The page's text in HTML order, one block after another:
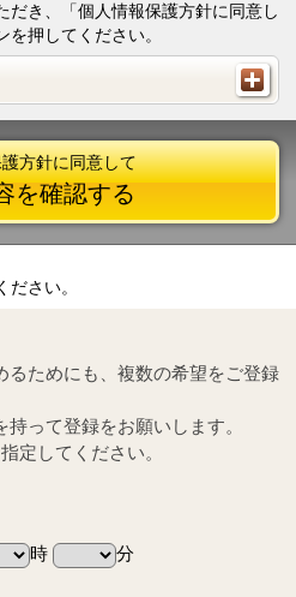
だき、「個人情報保護方針に同意し
押してください。
方針に同意して
を確認する
さい。
ためにも、複数の希望をご登録
って登録をお願いします。
定してください。
時
分